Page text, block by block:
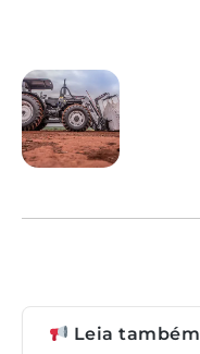
Leia também